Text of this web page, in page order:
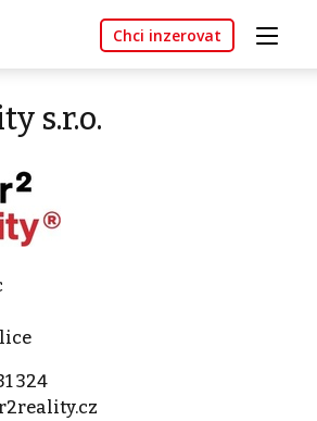
Chci inzerovat
s.r.o.
324